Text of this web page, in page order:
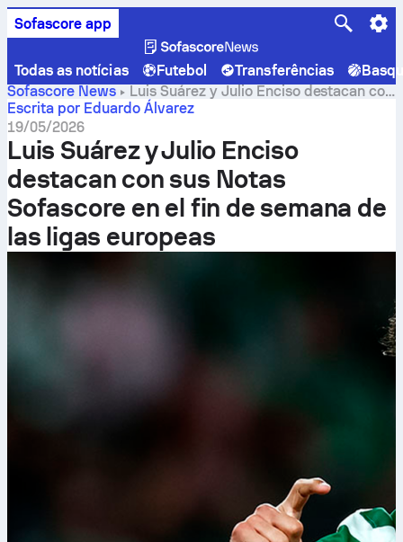
Sofascore app
Todas as notícias Futebol Transferências
Sofascore News
Luis Suárez y Julio Enciso destacan con
sus Notas Sofascore en el fin de semana de las ligas
europeas
Escrita por Eduardo Álvarez
19/05/2026
Luis Suárez y Julio Enciso
destacan con sus Notas
Sofascore en el fin de semana de
las ligas europeas